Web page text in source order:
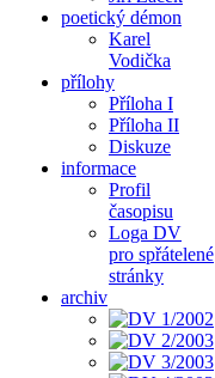
poetický démon
Karel
Vodička
přílohy
Příloha I
Příloha II
Diskuze
informace
Profil
časopisu
Loga DV
pro spřátelené
stránky
archiv